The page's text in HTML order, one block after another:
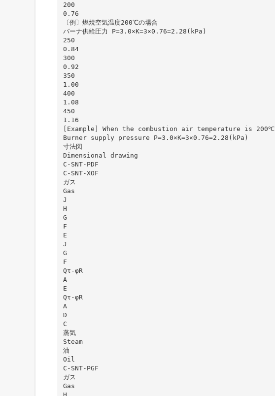
200
0.76
〔例〕燃焼空気温度200℃の場合
バーナ供給圧力 P=3.0×K=3×0.76=2.28(kPa)
250
0.84
300
0.92
350
1.00
400
1.08
450
1.16
[Example] When the combustion air temperature is 200℃
Burner supply pressure P=3.0×K=3×0.76=2.28(kPa)
寸法図
Dimensional drawing
C-SNT-PDF
C-SNT-XOF
ガス
Gas
J
H
G
F
E
J
G
F
Qτ-φR
A
E
Qτ-φR
A
D
C
蒸気
Steam
油
Oil
C-SNT-PGF
ガス
Gas
H